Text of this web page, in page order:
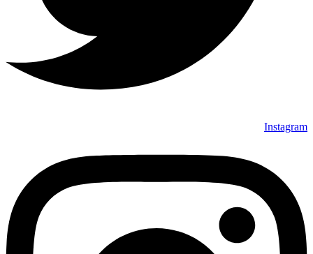
Instagram